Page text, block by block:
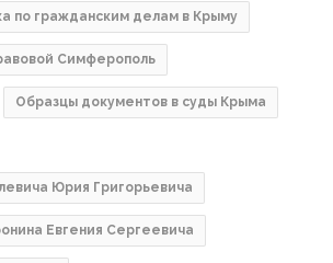
по гражданским делам в Крыму
Симферополь
Образцы документов в суды Крыма
Юрия Григорьевича
Евгения Сергеевича